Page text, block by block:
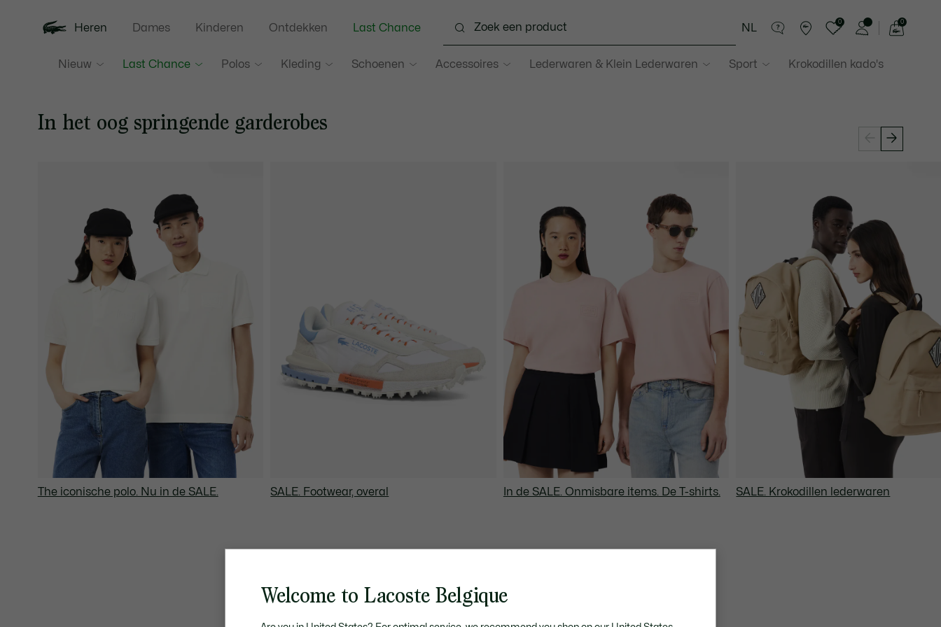
Heren
Nieuw Last Chance Polos Kleding Schoenen Accessoires Lederwaren & Klein Lederwaren Sport Krokodillen kado's
Dames Kinderen Ontdekken Last Chance NL
0
shopping
bag
0
In het oog springende garderobes
The iconische polo. Nu in de SALE. SALE. Footwear, overal In de SALE. Onmisbare items. De T-shirts. SALE. Krokodillen lederwaren
Welcome to Lacoste Belgique